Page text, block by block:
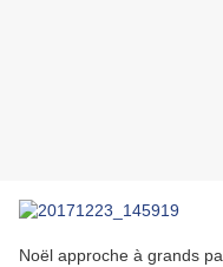
Noël approche à grands